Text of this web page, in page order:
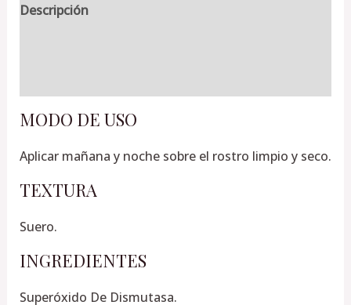
Descripción
MODO DE USO
Aplicar mañana y noche sobre el rostro limpio y seco.
TEXTURA
Suero.
INGREDIENTES
Superóxido De Dismutasa.